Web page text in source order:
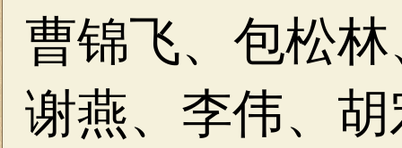
曹锦飞、包松林
谢燕、李伟、